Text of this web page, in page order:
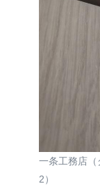
一条工務店
2）